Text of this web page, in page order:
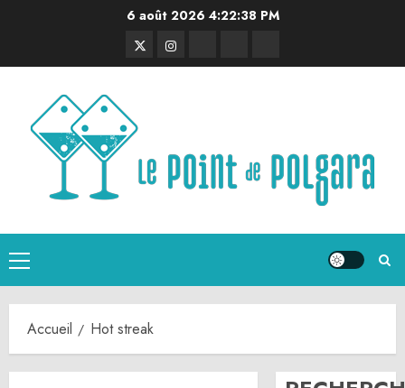
6 août 2026 4:22:39 PM
TwitterInstagram
Menu
principal
Accueil Hot streak